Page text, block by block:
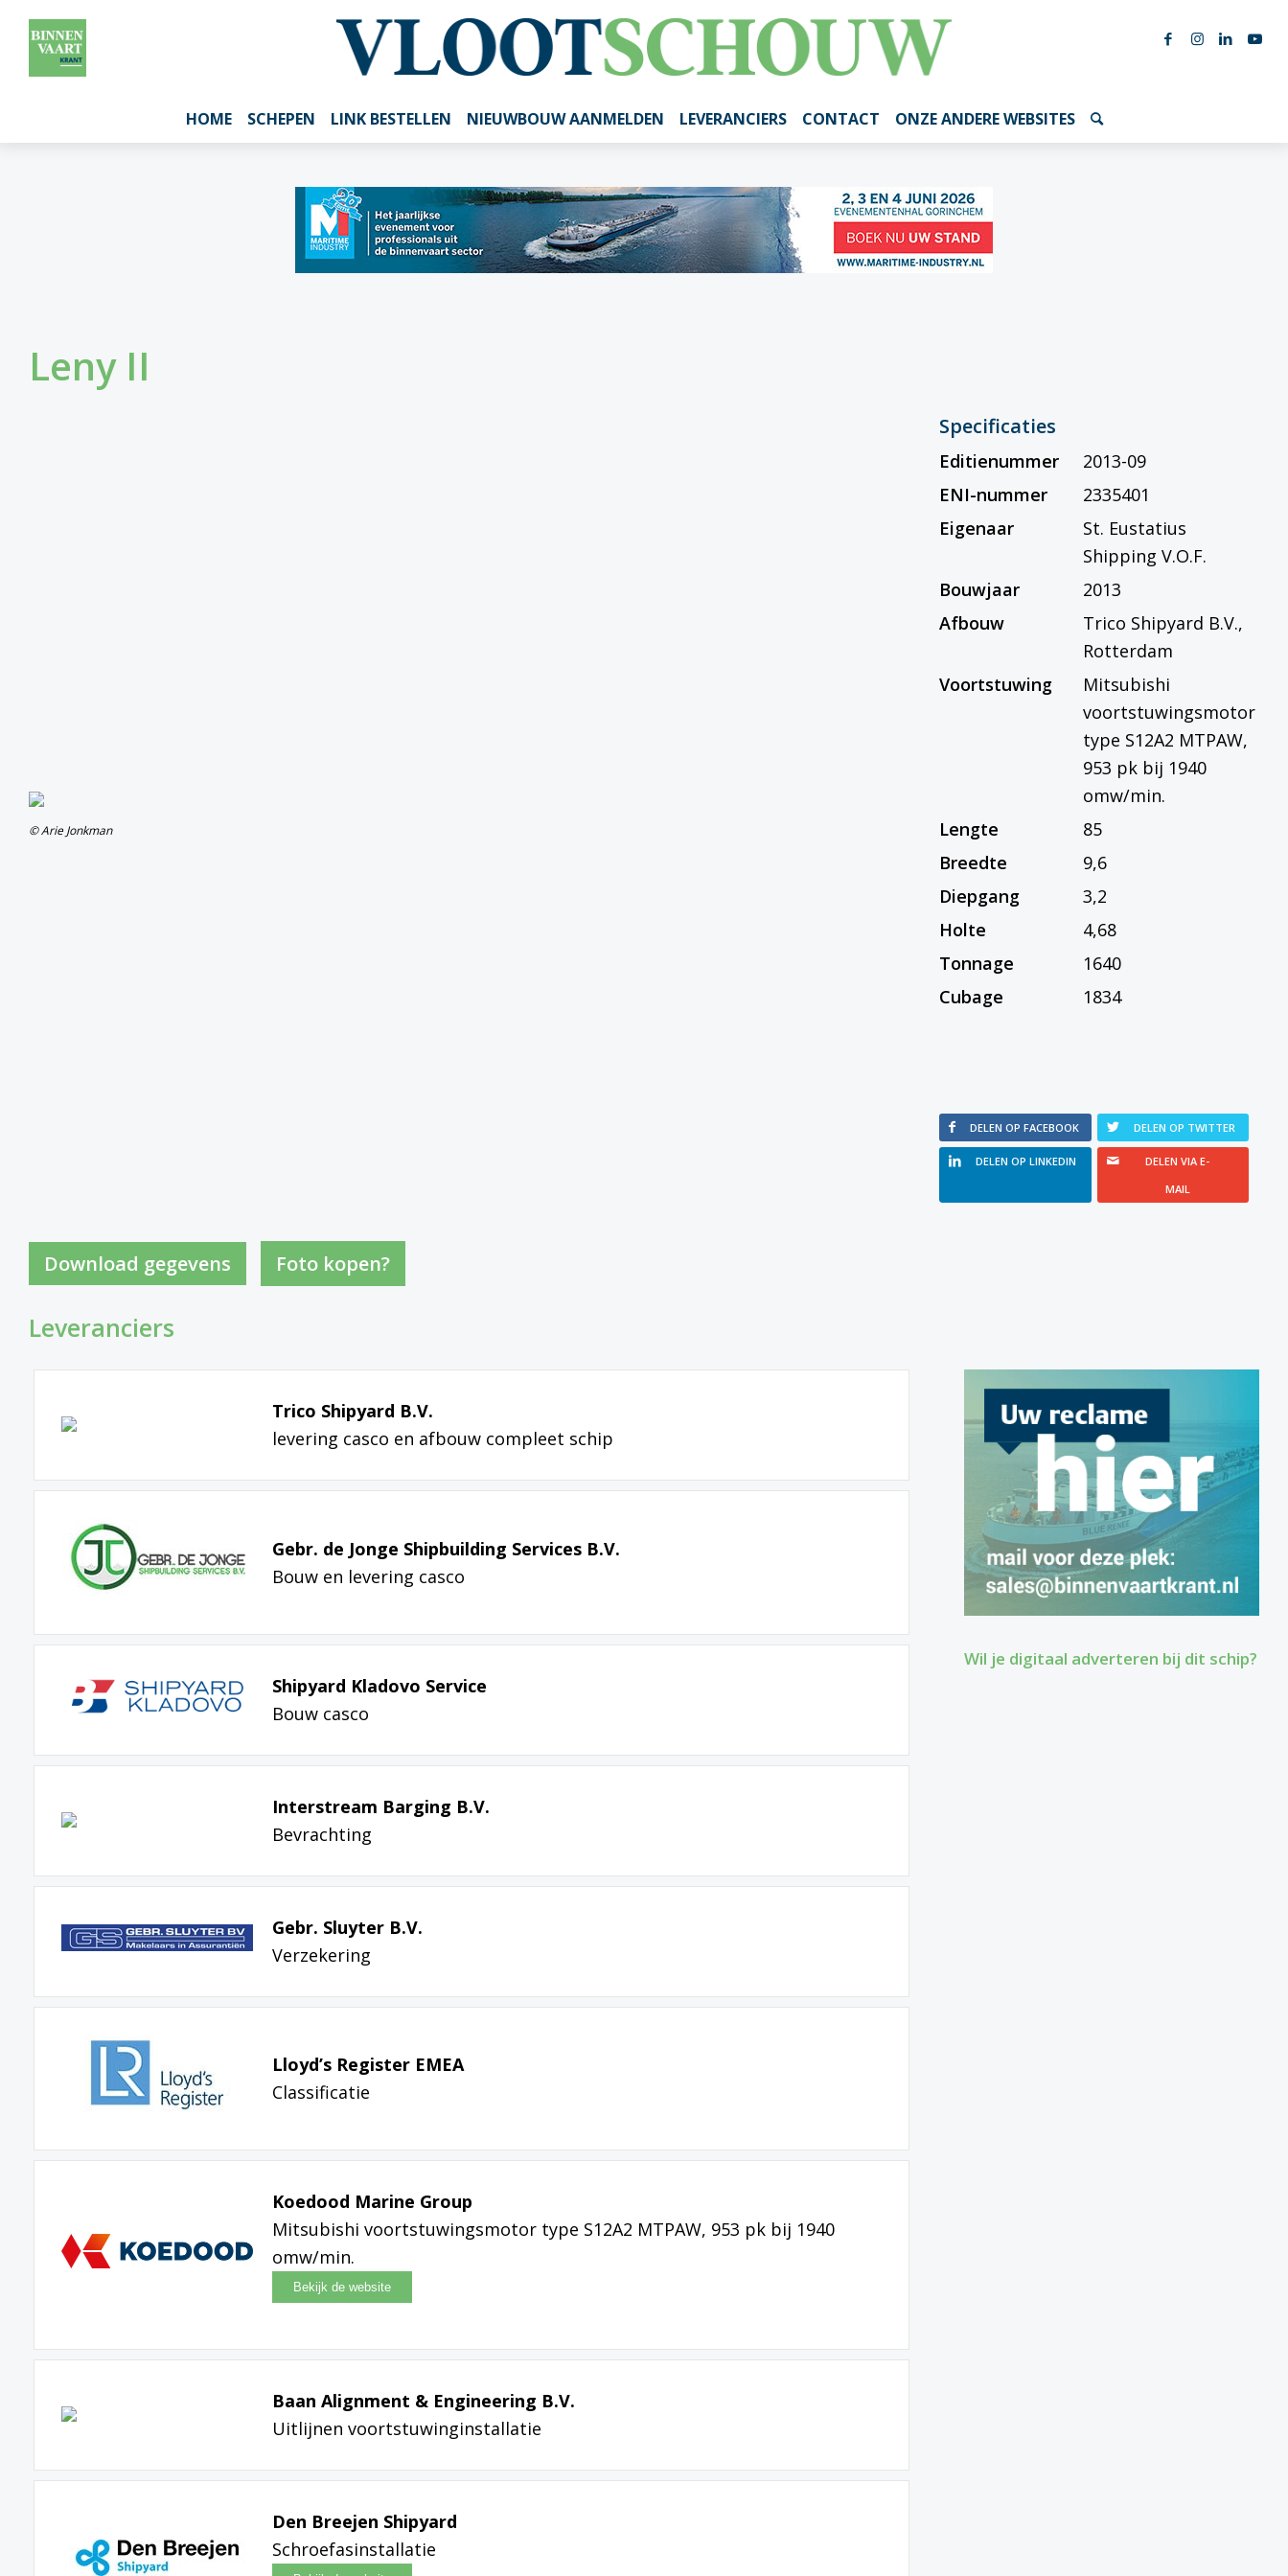
HOME SCHEPEN LINK BESTELLEN NIEUWBOUW AANMELDEN LEVERANCIERS CONTACT ONZE ANDERE WEBSITES
Leny II
© Arie Jonkman
Specificaties
Editienummer
2013-09
ENI-nummer
2335401
Eigenaar
St. Eustatius
Shipping V.O.F.
Bouwjaar
2013
Afbouw
Trico Shipyard B.V.,
Rotterdam
Voortstuwing
Mitsubishi
voortstuwingsmotor
type S12A2 MTPAW,
953 pk bij 1940
omw/min.
Lengte
85
Breedte
9,6
Diepgang
3,2
Holte
4,68
Tonnage
1640
Cubage
1834
DELEN OP FACEBOOK DELEN OP TWITTER
DELEN OP LINKEDIN
DELEN VIA E-
MAIL
Foto kopen?
Leveranciers
Trico Shipyard B.V.
levering casco en afbouw compleet schip
Gebr. de Jonge Shipbuilding Services B.V.
Bouw en levering casco
Shipyard Kladovo Service
Bouw casco
Interstream Barging B.V.
Bevrachting
Gebr. Sluyter B.V.
Verzekering
Lloyd’s Register EMEA
Classificatie
Koedood Marine Group
Mitsubishi voortstuwingsmotor type S12A2 MTPAW, 953 pk bij 1940
omw/min.
Baan Alignment & Engineering B.V.
Uitlijnen voortstuwinginstallatie
Den Breejen Shipyard
Schroefasinstallatie
Wil je digitaal adverteren bij dit schip?